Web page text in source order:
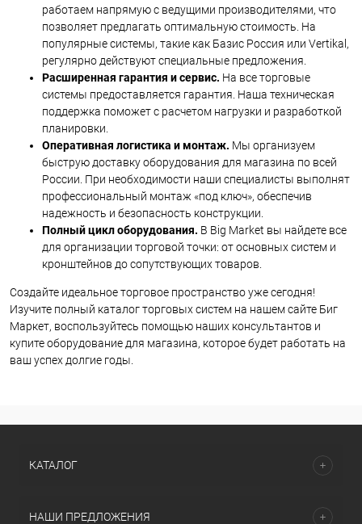
работаем напрямую с ведущими производителями, что
позволяет предлагать оптимальную стоимость. На
популярные системы, такие как Базис Россия или Vertikal,
регулярно действуют специальные предложения.
Расширенная гарантия и сервис. На все торговые
системы предоставляется гарантия. Наша техническая
поддержка поможет с расчетом нагрузки и разработкой
планировки.
Оперативная логистика и монтаж. Мы организуем
быструю доставку оборудования для магазина по всей
России. При необходимости наши специалисты выполнят
профессиональный монтаж «под ключ», обеспечив
надежность и безопасность конструкции.
Полный цикл оборудования. В Big Market вы найдете все
для организации торговой точки: от основных систем и
кронштейнов до сопутствующих товаров.
Создайте идеальное торговое пространство уже сегодня!
Изучите полный каталог торговых систем на нашем сайте Биг
Маркет, воспользуйтесь помощью наших консультантов и
купите оборудование для магазина, которое будет работать на
ваш успех долгие годы.
КАТАЛОГ
НАШИ ПРЕДЛОЖЕНИЯ